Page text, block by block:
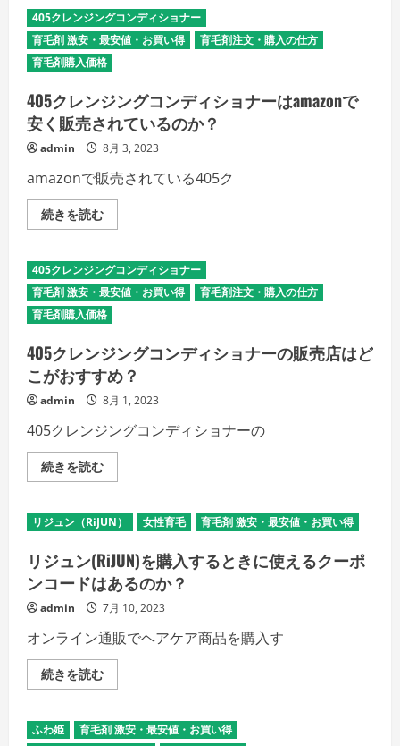
ー
ス？
の
詳
細
を
覧
く
だ
さ
い
ジ
ン
グ
コ
ン
デ
シ
ョ
ナ
ー
は
天
市
場
で
の
か？
の
詳
細
を
覧
く
だ
さ
い
405クレンジングコンディショナー
育毛剤 激安・最安値・お買い得
育毛剤注文・購入の仕方
育毛剤購入価格
405クレンジングコンディショナーはamazonで
安く販売されているのか？
admin 8月 3, 2023
amazonで販売されている405ク
続きを読む405
ク
ジ
ン
グ
コ
ン
デ
シ
ョ
ナ
ー
は
で
安
く
販
て
い
の
か？
の
詳
細
を
ご
覧
だ
さ
い
405クレンジングコンディショナー
育毛剤 激安・最安値・お買い得
育毛剤注文・購入の仕方
育毛剤購入価格
405クレンジングコンディショナーの販売店はど
こがおすすめ？
admin 8月 1, 2023
405クレンジングコンディショナーの
続きを読む405
ク
ジ
ン
コ
ン
デ
ィ
シ
ョ
ナ
ー
販
売
店
こ
が
リジュン（RiJUN） 女性育毛 育毛剤 激安・最安値・お買い得
リジュン(RiJUN)を購入するときに使えるクーポ
ンコードはあるのか？
admin 7月 10, 2023
オンライン通販でヘアケア商品を購入す
続きを読むリ
ジ
(RiJUN)
を
ふわ姫
育毛剤 激安・最安値・お買い得